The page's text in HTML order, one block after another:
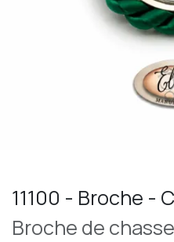
11100 - Broche -
Broche de